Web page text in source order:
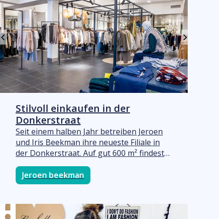
UITagenda
Stilvoll einkaufen in der
Donkerstraat
Seit einem halben Jahr betreiben Jeroen
und Iris Beekman ihre neueste Filiale in
der Donkerstraat. Auf gut 600 m² findest
du eine umfangreiche Kollektion an
Damenmode mit fast 40 schönen Marken,
von Yaya, Nukus und Co’Couture bis hin
MaxMara. Sie können sich in Ruhe
Jeroen beekman